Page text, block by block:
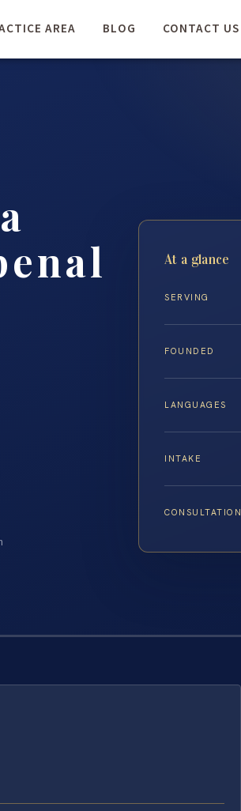
AREA BLOG CONTACT US
At a glance
SERVING
FOUNDED
LANGUAGES
INTAKE
CONSULTATION